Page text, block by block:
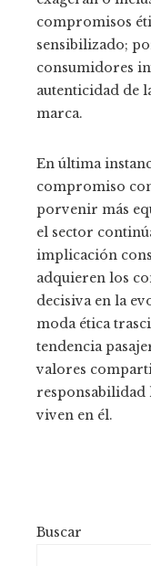
compromisos
sensibilizado;
consumidores
autenticidad de
marca.
En última
compromiso
porvenir más
el sector
implicación
adquieren los
decisiva en la
moda ética
tendencia
valores
responsabilidad
viven en él.
Buscar